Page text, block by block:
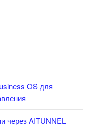
OS для
через AITUNNEL